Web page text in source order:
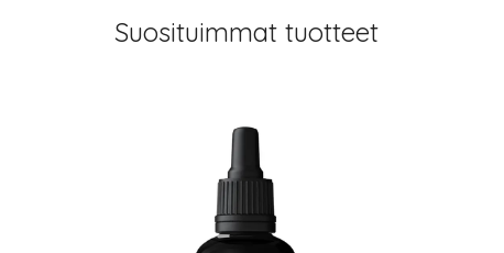
Suosituimmat tuotteet